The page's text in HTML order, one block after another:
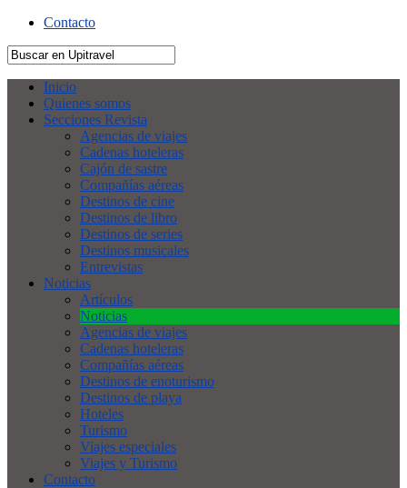
Contacto
Inicio
Quienes somos
Secciones Revista
Agencias de viajes
Cadenas hoteleras
Cajón de sastre
Compañías aéreas
Destinos de cine
Destinos de libro
Destinos de series
Destinos musicales
Entrevistas
Noticias
Artículos
Noticias
Agencias de viajes
Cadenas hoteleras
Compañías aéreas
Destinos de enoturismo
Destinos de playa
Hoteles
Turismo
Viajes especiales
Viajes y Turismo
Contacto